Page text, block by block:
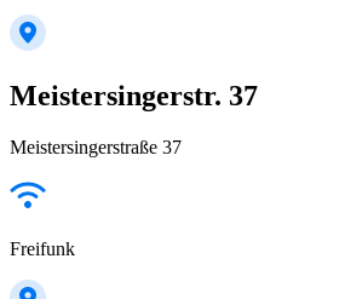
Meistersingerstr. 37
Meistersingerstraße 37
Freifunk